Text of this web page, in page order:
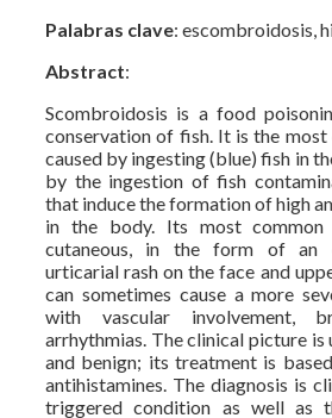
Palabras clave: escombroidosis,
Abstract:
Scombroidosis is a food
conservation of fish. It is the
caused by ingesting (blue) fish in
by the ingestion of fish
that induce the formation of high
in the body. Its most
cutaneous, in the form of an
urticarial rash on the face and
can sometimes cause a more
with vascular involvement,
arrhythmias. The clinical picture
and benign; its treatment is
antihistamines. The diagnosis is
triggered condition as well as